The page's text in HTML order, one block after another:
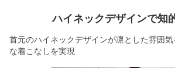
ハイネックデザインで知
首元のハイネックデザインが凛とした雰囲
な着こなしを実現